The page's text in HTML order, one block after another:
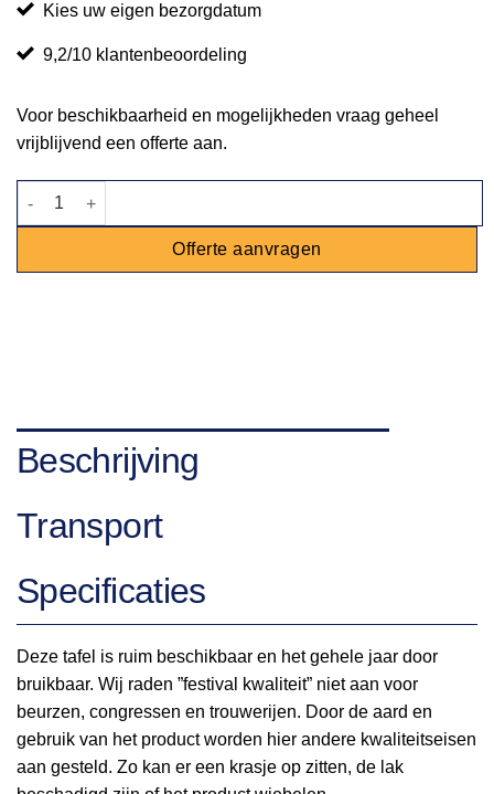
Kies uw eigen bezorgdatum
9,2/10 klantenbeoordeling
Voor beschikbaarheid en mogelijkheden vraag geheel
vrijblijvend een offerte aan.
Klaptafel Bistro parade - 'Festival kwaliteit' aantal
Offerte aanvragen
Beschrijving
Transport
Specificaties
Deze tafel is ruim beschikbaar en het gehele jaar door
bruikbaar. Wij raden ”festival kwaliteit” niet aan voor
beurzen, congressen en trouwerijen. Door de aard en
gebruik van het product worden hier andere kwaliteitseisen
aan gesteld. Zo kan er een krasje op zitten, de lak